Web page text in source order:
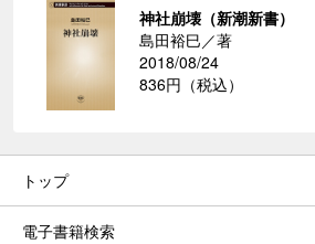
神社崩壊（新潮新書）
島田裕巳／著
2018/08/24
836円（税込）
トップ
電子書籍検索